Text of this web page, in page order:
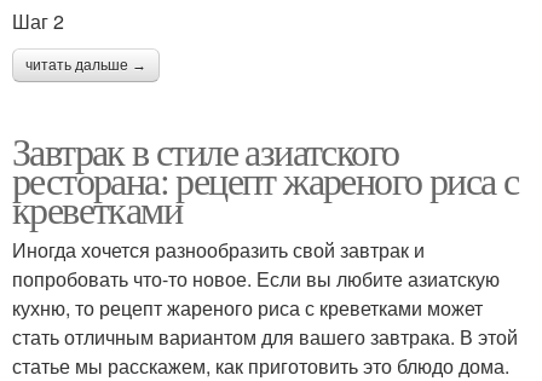
Шаг 2
читать дальше →
Завтрак в стиле азиатского
ресторана: рецепт жареного риса с
креветками
Иногда хочется разнообразить свой завтрак и
попробовать что-то новое. Если вы любите азиатскую
кухню, то рецепт жареного риса с креветками может
стать отличным вариантом для вашего завтрака. В этой
статье мы расскажем, как приготовить это блюдо дома.